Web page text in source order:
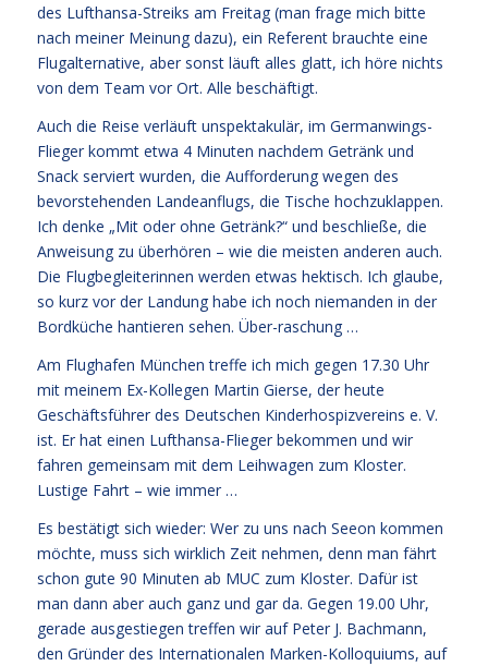
des Lufthansa-Streiks am Freitag (man frage mich bitte
nach meiner Meinung dazu), ein Referent brauchte eine
Flugalternative, aber sonst läuft alles glatt, ich höre nichts
von dem Team vor Ort. Alle beschäftigt.
Auch die Reise verläuft unspektakulär, im Germanwings-
Flieger kommt etwa 4 Minuten nachdem Getränk und
Snack serviert wurden, die Aufforderung wegen des
bevorstehenden Landeanflugs, die Tische hochzuklappen.
Ich denke „Mit oder ohne Getränk?“ und beschließe, die
Anweisung zu überhören – wie die meisten anderen auch.
Die Flugbegleiterinnen werden etwas hektisch. Ich glaube,
so kurz vor der Landung habe ich noch niemanden in der
Bordküche hantieren sehen. Über-raschung …
Am Flughafen München treffe ich mich gegen 17.30 Uhr
mit meinem Ex-Kollegen Martin Gierse, der heute
Geschäftsführer des Deutschen Kinderhospizvereins e. V.
ist. Er hat einen Lufthansa-Flieger bekommen und wir
fahren gemeinsam mit dem Leihwagen zum Kloster.
Lustige Fahrt – wie immer …
Es bestätigt sich wieder: Wer zu uns nach Seeon kommen
möchte, muss sich wirklich Zeit nehmen, denn man fährt
schon gute 90 Minuten ab MUC zum Kloster. Dafür ist
man dann aber auch ganz und gar da. Gegen 19.00 Uhr,
gerade ausgestiegen treffen wir auf Peter J. Bachmann,
den Gründer des Internationalen Marken-Kolloquiums, auf